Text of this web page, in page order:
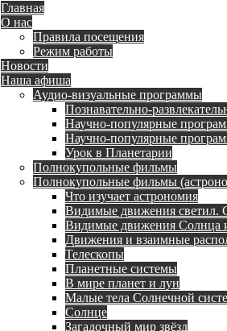
Главная
О нас
Правила посещения
Режим работы
Новости
Наша афиша
Аудио-визуальные программы
Познавательно-
Научно-популярные
Научно-популярные
Урок в Планетарии
Полнокупольные фильмы
Полнокупольные фильмы
Что изучает астрономия
Видимые движения светил.
Видимые движения Солнца
Движения и взаимные
Телескопы
Планетные системы
В мире планет и лун
Малые тела Солнечной
Солнце
Загадочный мир звёзд